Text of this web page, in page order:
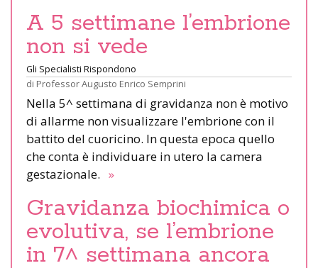
A 5 settimane l’embrione
non si vede
Gli Specialisti Rispondono
di Professor Augusto Enrico Semprini
Nella 5^ settimana di gravidanza non è motivo
di allarme non visualizzare l'embrione con il
battito del cuoricino. In questa epoca quello
che conta è individuare in utero la camera
gestazionale. »
Gravidanza biochimica o
evolutiva, se l’embrione
in 7^ settimana ancora